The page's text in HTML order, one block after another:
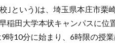
｣という)は、埼玉県本庄市栗
稲田大学本状キャンパスに位
時10分に始まり、6時限の授